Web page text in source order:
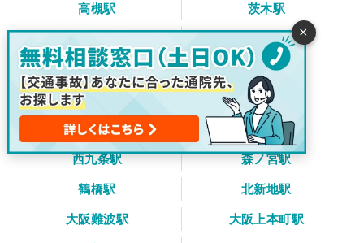
高槻駅
茨木駅
新大阪駅
大阪駅
天王寺駅
新今宮駅
京橋駅
大正駅
弁天町駅
西九条駅
森ノ宮駅
鶴橋駅
北新地駅
大阪難波駅
大阪上本町駅
×